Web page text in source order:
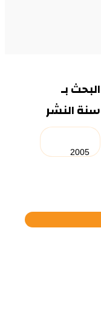
البحث بـ
سنة النشر